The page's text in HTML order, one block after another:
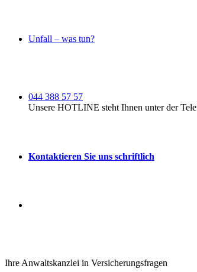
Unfall – was tun?
044 388 57 57
Unsere HOTLINE steht Ihnen unter der
Kontaktieren Sie uns schriftlich
Ihre Anwaltskanzlei in Versicherungsfragen